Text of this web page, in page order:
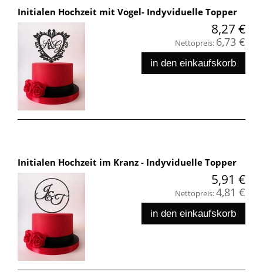
Initialen Hochzeit mit Vogel- Indyviduelle Topper
8,27 €
Nettopreis: 6,73 €
in den einkaufskorb
Initialen Hochzeit im Kranz - Indyviduelle Topper
5,91 €
Nettopreis:4,81 €
in den einkaufskorb